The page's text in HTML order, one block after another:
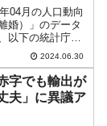
04月の人口動向
婚）」のデータ
以下の統計庁の
ださい。2024年
死亡数：2万
人⇒参照・...
2024.06.30
字でも輸出が
夫」に異議ア